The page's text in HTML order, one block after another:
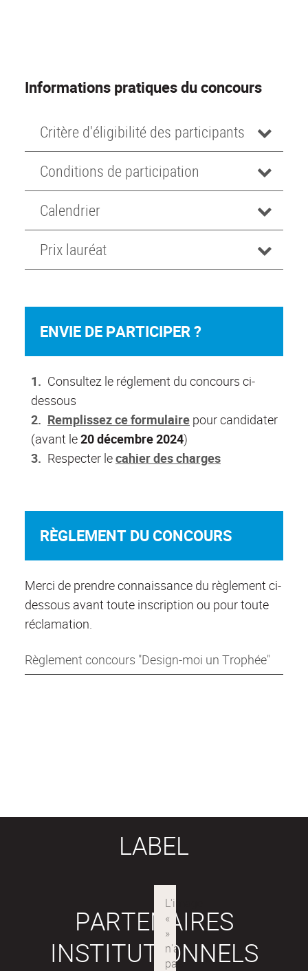
Informations pratiques du concours
Critère d'éligibilité des participants
Conditions de participation
Calendrier
Prix lauréat
ENVIE DE PARTICIPER ?
Consultez le réglement du concours ci-
dessous
Remplissez ce formulaire pour candidater
(avant le20 décembre 2024)
Respecter lecahier des charges
RÈGLEMENT DU CONCOURS
Merci de prendre connaissance du règlement ci-
dessous avant toute inscription ou pour toute
réclamation.
Règlement concours "Design-moi un Trophée"
LABEL
PARTENAIRES
INSTITUTIONNELS